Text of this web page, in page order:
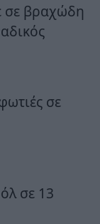
σε βραχώδη
σε
σε 13